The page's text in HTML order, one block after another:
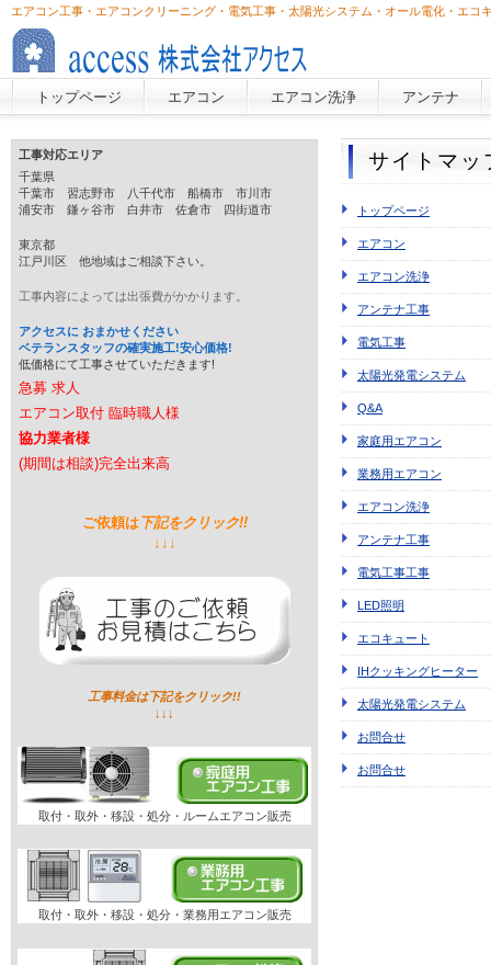
エアコン工事・エアコンクリーニング・電気工事・太陽光システム・オール電化・エコ
サイトマッ
トップページ
エアコン
エアコン洗浄
アンテナ工事
電気工事
太陽光発電システム
Q&A
家庭用エアコン
業務用エアコン
エアコン洗浄
アンテナ工事
電気工事工事
LED照明
エコキュート
IHクッキングヒーター
太陽光発電システム
お問合せ
お問合せ
トップページ エアコン エアコン洗浄 アンテナ
工事対応エリア
千葉県
千葉市 習志野市 八千代市 船橋市 市川市
浦安市 鎌ヶ谷市 白井市 佐倉市 四街道市
東京都
江戸川区 他地域はご相談下さい。
工事内容によっては出張費がかかります。
アクセスに おまかせください
ベテランスタッフの確実施工!安心価格!
低価格にて工事させていただきます!
急募 求人
エアコン取付 臨時職人様
協力業者様
(期間は相談)完全出来高
ご依頼は下記をクリック!!
↓↓↓
工事料金は下記をクリック!!
↓↓↓
取付・取外・移設・処分・ルームエアコン販売
取付・取外・移設・処分・業務用エアコン販売